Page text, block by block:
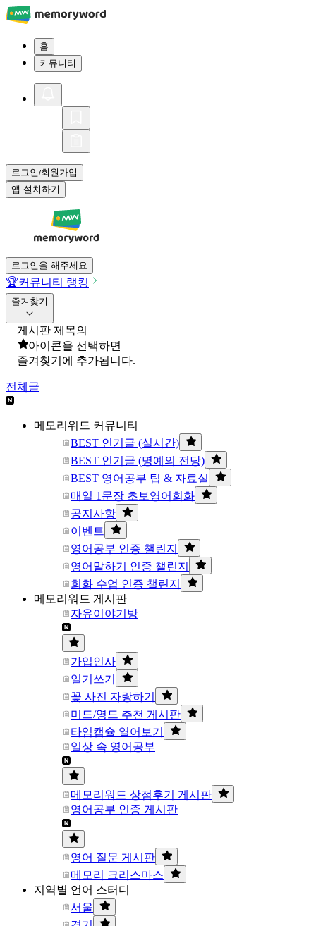
홈
커뮤니티
로그인/회원가입
앱 설치하기
로그인을 해주세요
🏆커뮤니티 랭킹
즐겨찾기
게시판 제목의
아이콘을 선택하면
즐겨찾기에 추가됩니다.
전체글
메모리워드 커뮤니티
BEST 인기글 (실시간)
BEST 인기글 (명예의 전당)
BEST 영어공부 팁 & 자료실
매일 1문장 초보영어회화
공지사항
이벤트
영어공부 인증 챌린지
영어말하기 인증 챌린지
회화 수업 인증 챌린지
메모리워드 게시판
자유이야기방
가입인사
일기쓰기
꽃 사진 자랑하기
미드/영드 추천 게시판
타임캡슐 열어보기
일상 속 영어공부
메모리워드 상점후기 게시판
영어공부 인증 게시판
영어 질문 게시판
메모리 크리스마스
지역별 언어 스터디
서울